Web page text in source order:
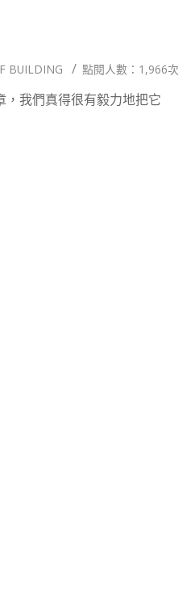
BUILDING 點閱人數：1,966次
，我們真得很有毅力地把它